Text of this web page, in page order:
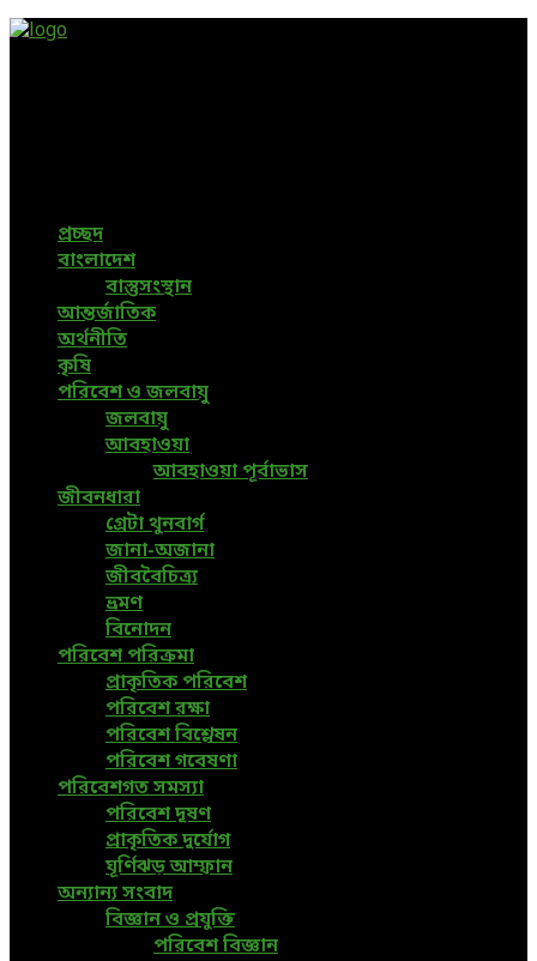
প্রচ্ছদ
বাংলাদেশ
বাস্তুসংস্থান
আন্তর্জাতিক
অর্থনীতি
কৃষি
পরিবেশ ও জলবায়ু
জলবায়ু
আবহাওয়া
আবহাওয়া পূর্বাভাস
জীবনধারা
গ্রেটা থুনবার্গ
জানা-অজানা
জীববৈচিত্র্য
ভ্রমণ
বিনোদন
পরিবেশ পরিক্রমা
প্রাকৃতিক পরিবেশ
পরিবেশ রক্ষা
পরিবেশ বিশ্লেষন
পরিবেশ গবেষণা
পরিবেশগত সমস্যা
পরিবেশ দূষণ
প্রাকৃতিক দুর্যোগ
ঘূর্ণিঝড় আম্ফান
অন্যান্য সংবাদ
বিজ্ঞান ও প্রযুক্তি
পরিবেশ বিজ্ঞান